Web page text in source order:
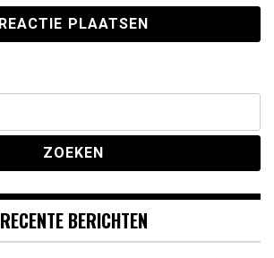
RECENTE BERICHTEN